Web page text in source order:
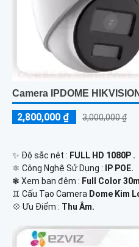
Camera IPDOME
2,800,000 ₫ 3,000,000 ₫
✨ Độ sắc nét : FULL HD 1080P .
⚛️ Công Nghệ Sử Dụng : IP POE.
❃ Xem ban đêm : Full Color
♊ Cấu Tạo Camera Dome Kim
️💠 Ưu Điểm : Thu Âm.